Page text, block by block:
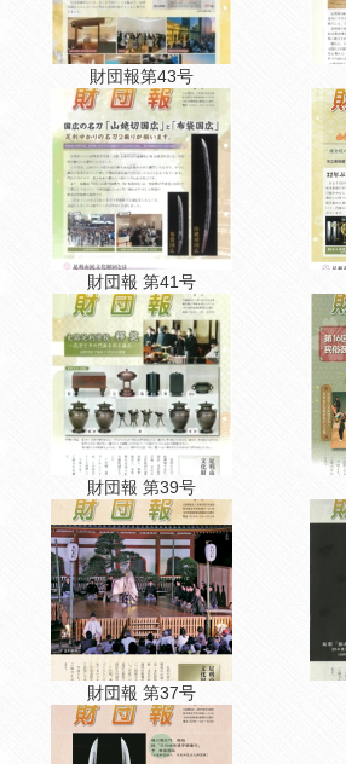
財団報第43号
財団報 第41号
財団報 第39号
財団報 第37号